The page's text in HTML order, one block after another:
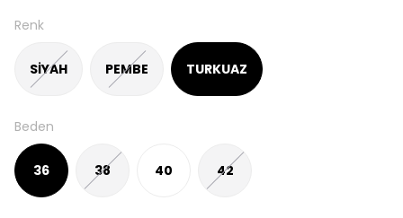
Renk
SİYAH PEMBE TURKUAZ
Beden
36 38 40 42